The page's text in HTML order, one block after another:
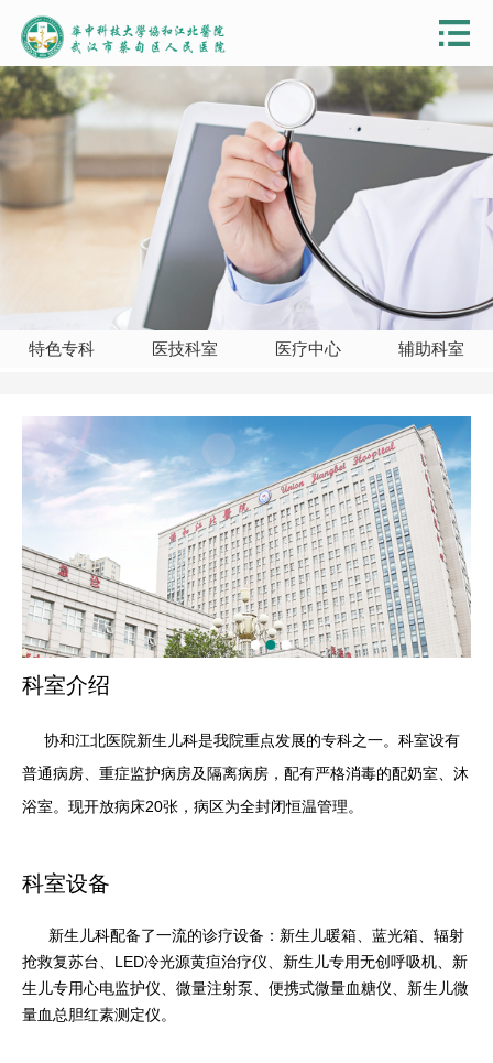
特色专科 医技科室 医疗中心 辅助科室
科室介绍
协和江北医院新生儿科是我院重点发展的专科之一。科室设有
普通病房、重症监护病房及隔离病房，配有严格消毒的配奶室、沐
浴室。现开放病床20张，病区为全封闭恒温管理。
科室设备
新生儿科配备了一流的诊疗设备：新生儿暖箱、蓝光箱、辐射
抢救复苏台、LED冷光源黄疸治疗仪、新生儿专用无创呼吸机、新
生儿专用心电监护仪、微量注射泵、便携式微量血糖仪、新生儿微
量血总胆红素测定仪。